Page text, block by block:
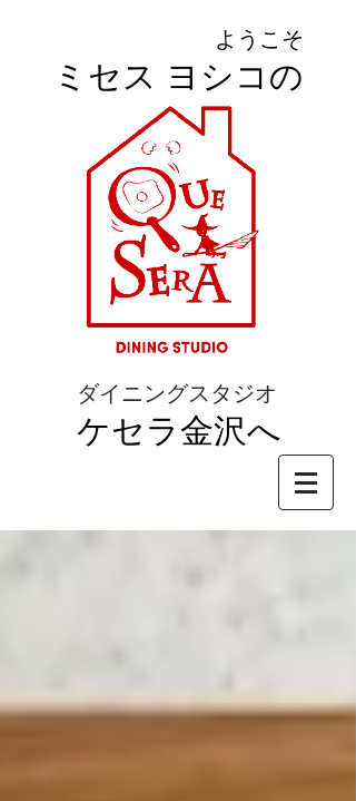
ようこそ
ミセス ヨシコの
ダイニングスタジオ
ケセラ金沢へ